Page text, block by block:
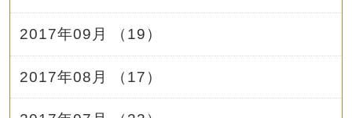
2017年09月 （19）
2017年08月 （17）